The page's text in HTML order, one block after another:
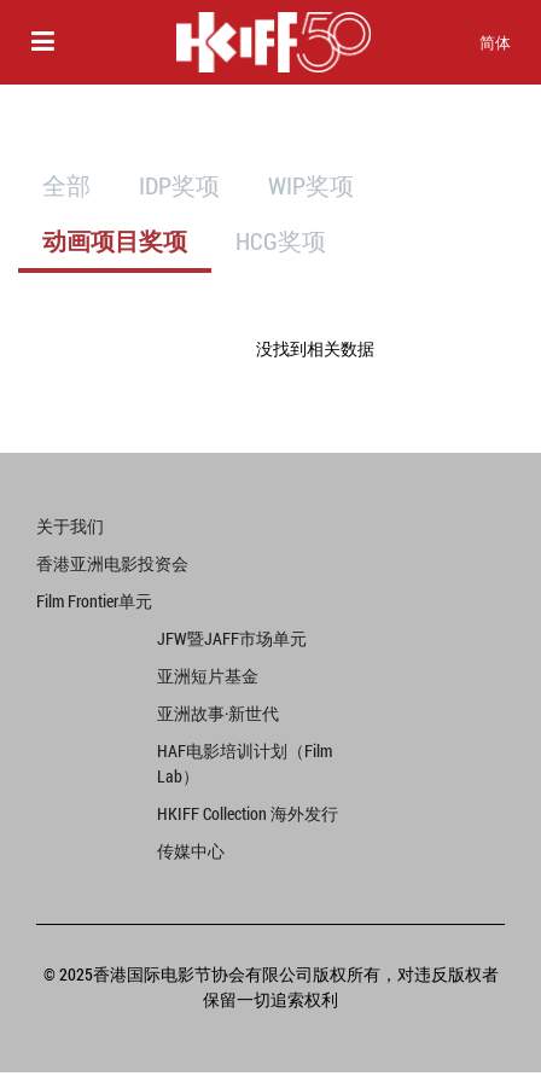
简体
全部 IDP奖项
WIP奖项
动画项目奖项
HCG奖项
没找到相关数据
关于我们
香港亚洲电影投资会
Film Frontier单元
JFW暨JAFF市场单元
亚洲短片基金
亚洲故事·新世代
HAF电影培训计划（Film
Lab）
HKIFF Collection 海外发行
传媒中心
© 2025香港国际电影节协会有限公司版权所有，对违反版权者
保留一切追索权利